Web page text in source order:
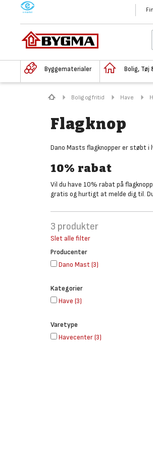
M
Byggematerialer Bolig, Tøj
Bolig og fritid Have
Flagknop
Dano Masts flagknopper er støbt
10% rabat
Vil du have 10% rabat på
gratis og hurtigt at melde dig til.
3 produkter
Slet alle filter
Producenter
Dano Mast(3)
Kategorier
Have (3)
Varetype
Havecenter(3)